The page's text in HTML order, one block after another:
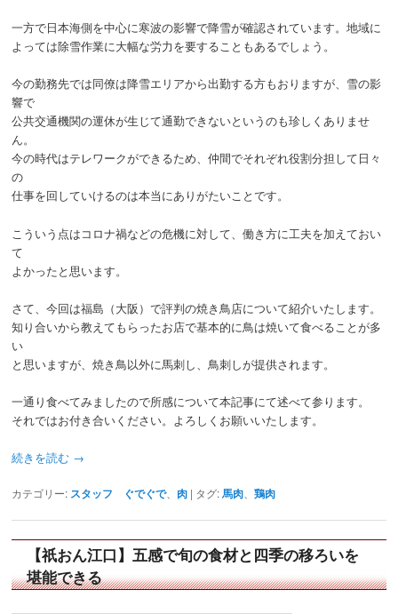
一方で日本海側を中心に寒波の影響で降雪が確認されています。地域に
よっては除雪作業に大幅な労力を要することもあるでしょう。
今の勤務先では同僚は降雪エリアから出勤する方もおりますが、雪の影
響で
公共交通機関の運休が生じて通勤できないというのも珍しくありませ
ん。
今の時代はテレワークができるため、仲間でそれぞれ役割分担して日々
の
仕事を回していけるのは本当にありがたいことです。
こういう点はコロナ禍などの危機に対して、働き方に工夫を加えておい
て
よかったと思います。
さて、今回は福島（大阪）で評判の焼き鳥店について紹介いたします。
知り合いから教えてもらったお店で基本的に鳥は焼いて食べることが多
い
と思いますが、焼き鳥以外に馬刺し、鳥刺しが提供されます。
一通り食べてみましたので所感について本記事にて述べて参ります。
それではお付き合いください。よろしくお願いいたします。
続きを読む →
カテゴリー: スタッフ ぐでぐで、 肉 | タグ: 馬肉 、鶏肉
【祇おん江口】五感で旬の食材と四季の移ろいを
堪能できる